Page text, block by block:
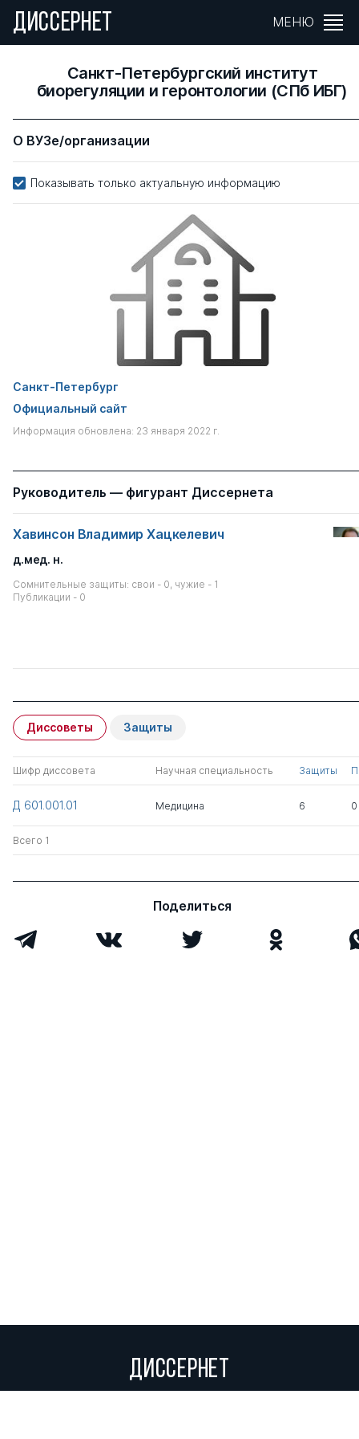
ДИССЕРНЕТ МЕНЮ
Санкт-Петербургский институт
биорегуляции и геронтологии (СПб ИБГ)
О ВУЗе/организации
Показывать только актуальную информацию
Санкт-Петербург
Официальный сайт
Информация обновлена: 23 января 2022 г.
Руководитель — фигурант Диссернета
Хавинсон Владимир Хацкелевич
д.мед. н.
Сомнительные защиты: свои - 0, чужие - 1
Публикации - 0
Диссоветы Защиты
Шифр диссовета Научная специальность Защиты
Д 601.001.01 Медицина 6 0
Всего 1
Поделиться
ДИССЕРНЕТ